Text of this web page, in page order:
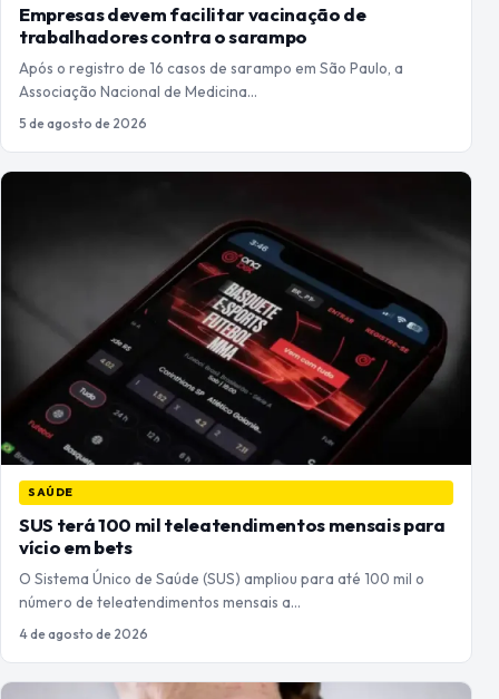
Empresas devem facilitar vacinação de
trabalhadores contra o sarampo
Após o registro de 16 casos de sarampo em São Paulo, a
Associação Nacional de Medicina…
5 de agosto de 2026
SAÚDE
SUS terá 100 mil teleatendimentos mensais para
vício em bets
O Sistema Único de Saúde (SUS) ampliou para até 100 mil o
número de teleatendimentos mensais a…
4 de agosto de 2026